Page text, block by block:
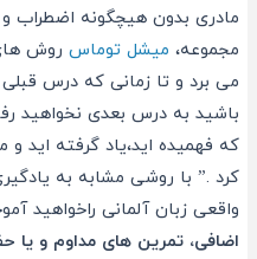
مادری بدون هیچگونه اضطراب و
مجموعه، میشل توماسروش های
می برد و تا زمانی که درس
باشید به درس بعدی نخواهید
که فهمیده اید،یاد گرفته اید و
کرد .” با روشی مشابه به
واقعی زبان آلمانی راخواهید
اضافی، تمرین های مداوم و یا